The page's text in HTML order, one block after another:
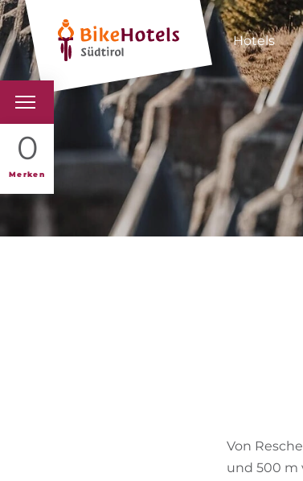
Hotels
0
Merken
BIKEHOTELS
HOTELS &
TOUREN &
Von
und 500 m